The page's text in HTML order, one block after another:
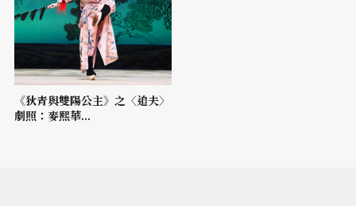
《狄青與雙陽公主》之〈追夫〉
劇照：麥熙華...